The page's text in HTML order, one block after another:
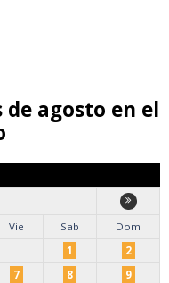
agosto en el
Vie Sab
Dom
1
2
7 8
9